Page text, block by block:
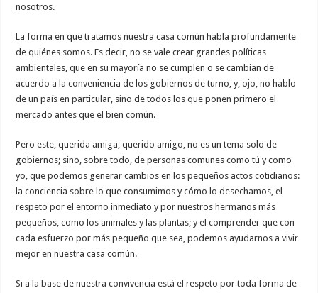
nosotros.
La forma en que tratamos nuestra casa común habla profundamente
de quiénes somos. Es decir, no se vale crear grandes políticas
ambientales, que en su mayoría no se cumplen o se cambian de
acuerdo a la conveniencia de los gobiernos de turno, y, ojo, no hablo
de un país en particular, sino de todos los que ponen primero el
mercado antes que el bien común.
Pero este, querida amiga, querido amigo, no es un tema solo de
gobiernos; sino, sobre todo, de personas comunes como tú y como
yo, que podemos generar cambios en los pequeños actos cotidianos:
la conciencia sobre lo que consumimos y cómo lo desechamos, el
respeto por el entorno inmediato y por nuestros hermanos más
pequeños, como los animales y las plantas; y el comprender que con
cada esfuerzo por más pequeño que sea, podemos ayudarnos a vivir
mejor en nuestra casa común.
Si a la base de nuestra convivencia está el respeto por toda forma de